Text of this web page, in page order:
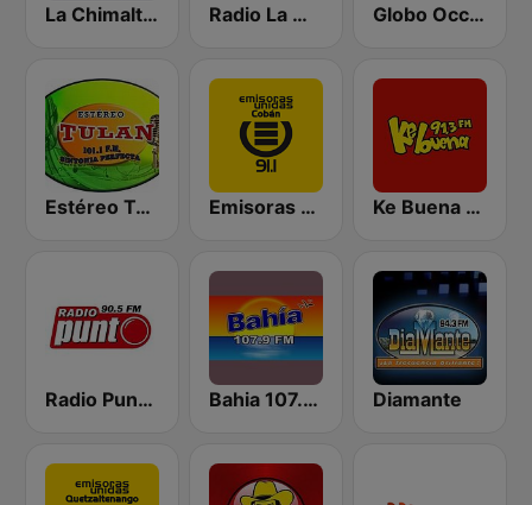
La Chimalteca Radio Radio La Masheñita Globo Occidente
Estéreo Tulán Emisoras unidas Cobán 91.1 FM Ke Buena 91.3 FM
Radio Punto 90.5 FM Bahia 107.9 FM Diamante